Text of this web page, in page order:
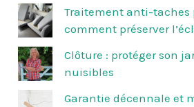
h
e
r
c
h
e
Traitement anti-taches
comment préserver
Clôture : protéger son
nuisibles
Garantie décennale et